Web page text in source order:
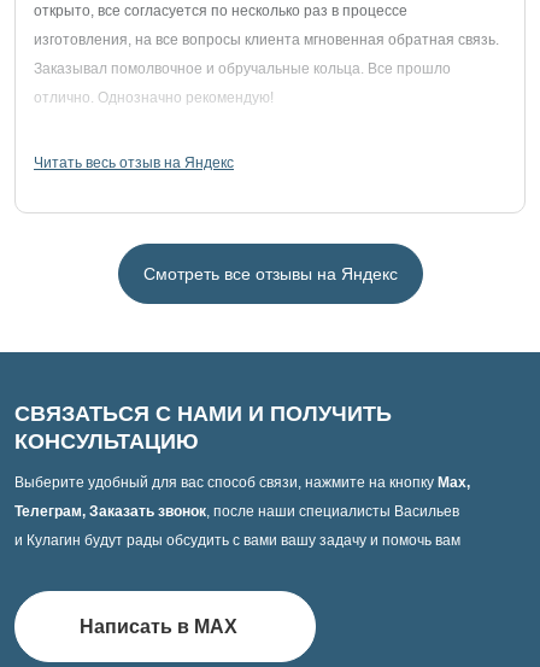
открыто, все согласуется по несколько раз в процессе
изготовления, на все вопросы клиента мгновенная обратная связь.
Заказывал помолвочное и обручальные кольца. Все прошло
отлично. Однозначно рекомендую!
Читать весь отзыв на Яндекс
Смотреть все отзывы на Яндекс
СВЯЗАТЬСЯ С НАМИ И ПОЛУЧИТЬ
КОНСУЛЬТАЦИЮ
Выберите удобный для вас способ связи, нажмите на кнопку Max,
Телеграм, Заказать звонок, после наши специалисты Васильев
и Кулагин будут рады обсудить с вами вашу задачу и помочь вам
Написать в MAX